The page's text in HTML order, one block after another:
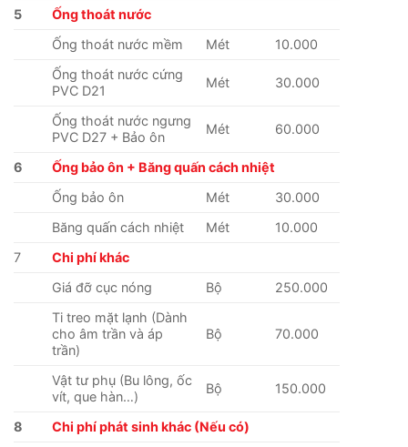
5
Ống thoát nước
Ống thoát nước mềm
Mét
10.000
Ống thoát nước cứng
PVC D21
Mét 30.000
Ống thoát nước ngưng
PVC D27 + Bảo ôn
Mét 60.000
6
Ống bảo ôn + Băng quấn cách nhiệt
Ống bảo ôn
Mét
30.000
Băng quấn cách nhiệt
Mét
10.000
7
Chi phí khác
Giá đỡ cục nóng
Bộ
250.000
Ti treo mặt lạnh (Dành
cho âm trần và áp
trần)
Bộ 70.000
Vật tư phụ (Bu lông, ốc
vít, que hàn…)
Bộ 150.000
8
Chi phí phát sinh khác (Nếu có)